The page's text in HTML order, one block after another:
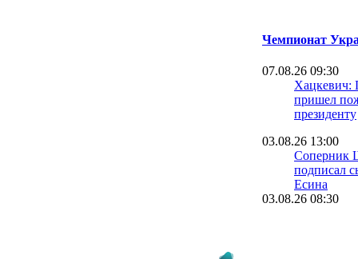
Чемпионат
07.08.26 09:30
Хацкевич:
пришел
президенту
03.08.26 13:00
Соперник
подписал
Есина
03.08.26 08:30